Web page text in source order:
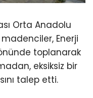
Orta Anadolu
Enerji
toplanarak
eksiksiz bir
talep etti.